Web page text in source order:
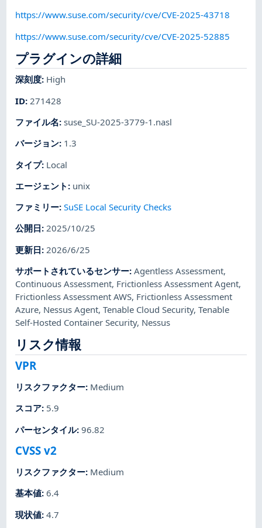
https://www.suse.com/security/cve/CVE-2025-43718
https://www.suse.com/security/cve/CVE-2025-52885
プラグインの詳細
深刻度: High
ID: 271428
ファイル名:suse_SU-2025-3779-1.nasl
バージョン: 1.3
タイプ: Local
エージェント : unix
ファミリー:SuSE Local Security Checks
公開日:2025/10/25
更新日: 2026/6/25
サポートされているセンサー:Agentless Assessment,
Continuous Assessment, Frictionless Assessment Agent,
Frictionless Assessment AWS, Frictionless Assessment
Azure, Nessus Agent,Tenable Cloud Security,Tenable
Self-Hosted Container Security, Nessus
リスク情報
VPR
リスクファクター: Medium
スコア: 5.9
パーセンタイル:96.82
CVSS v2
リスクファクター: Medium
基本値:6.4
現状値:4.7